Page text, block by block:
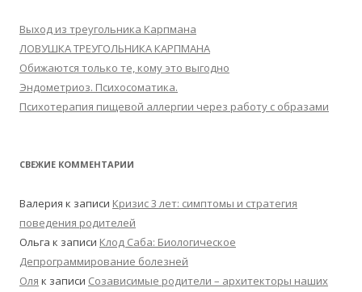
Выход из треугольника Карпмана
ЛОВУШКА ТРЕУГОЛЬНИКА КАРПМАНА
Обижаются только те, кому это выгодно
Эндометриоз. Психосоматика.
Психотерапия пищевой аллергии через работу с образами
СВЕЖИЕ КОММЕНТАРИИ
Валерия к записи Кризис 3 лет: симптомы и стратегия
поведения родителей
Ольга к записи Клод Саба: Биологическое
Депрограммирование болезней
Оля к записи Созависимые родители – архитекторы наших